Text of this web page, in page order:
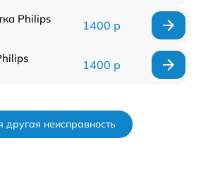
Philips
1400 р
1400 р
другая неисправность